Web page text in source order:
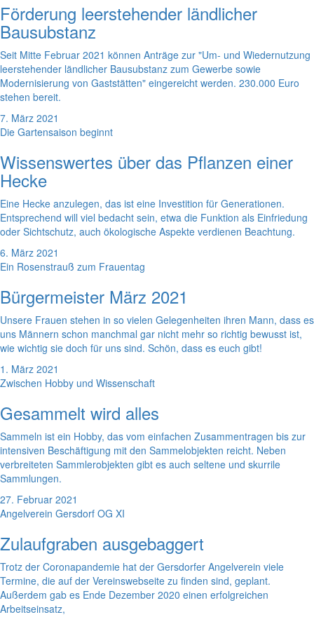
Förderung leerstehender ländlicher
Bausubstanz
Seit Mitte Februar 2021 können Anträge zur "Um- und Wiedernutzung
leerstehender ländlicher Bausubstanz zum Gewerbe sowie
Modernisierung von Gaststätten" eingereicht werden. 230.000 Euro
stehen bereit.
7. März 2021
Die Gartensaison beginnt
Wissenswertes über das Pflanzen einer
Hecke
Eine Hecke anzulegen, das ist eine Investition für Generationen.
Entsprechend will viel bedacht sein, etwa die Funktion als Einfriedung
oder Sichtschutz, auch ökologische Aspekte verdienen Beachtung.
6. März 2021
Ein Rosenstrauß zum Frauentag
Bürgermeister März 2021
Unsere Frauen stehen in so vielen Gelegenheiten ihren Mann, dass es
uns Männern schon manchmal gar nicht mehr so richtig bewusst ist,
wie wichtig sie doch für uns sind. Schön, dass es euch gibt!
1. März 2021
Zwischen Hobby und Wissenschaft
Gesammelt wird alles
Sammeln ist ein Hobby, das vom einfachen Zusammentragen bis zur
intensiven Beschäftigung mit den Sammelobjekten reicht. Neben
verbreiteten Sammlerobjekten gibt es auch seltene und skurrile
Sammlungen.
27. Februar 2021
Angelverein Gersdorf OG XI
Zulaufgraben ausgebaggert
Trotz der Coronapandemie hat der Gersdorfer Angelverein viele
Termine, die auf der Vereinswebseite zu finden sind, geplant.
Außerdem gab es Ende Dezember 2020 einen erfolgreichen
Arbeitseinsatz,